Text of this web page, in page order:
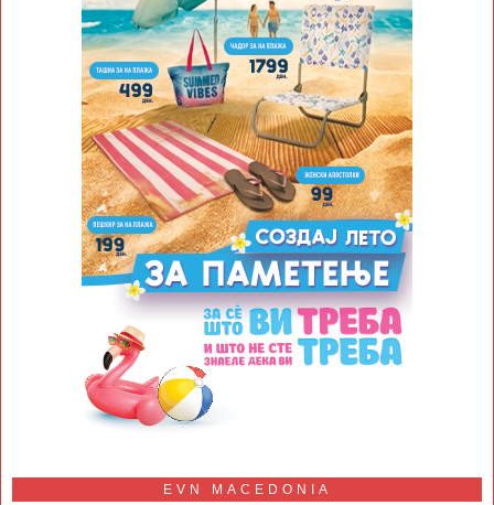
EVN MACEDONIA